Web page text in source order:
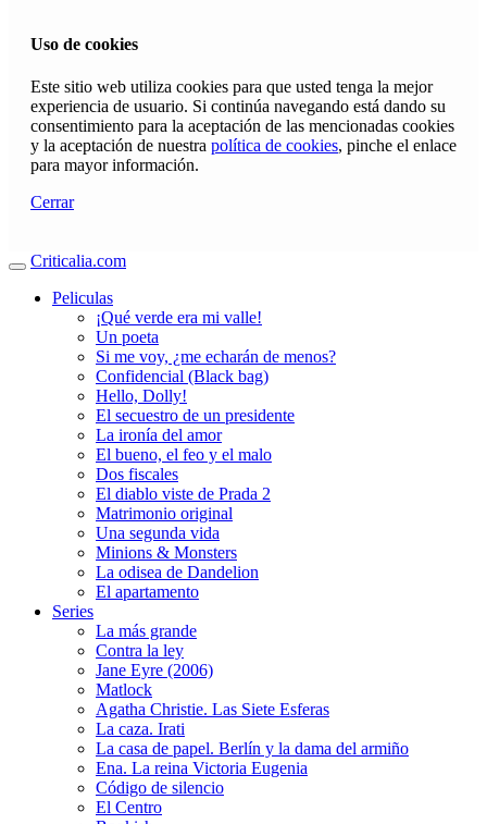
Uso de cookies
Este sitio web utiliza cookies para que usted tenga la mejor
experiencia de usuario. Si continúa navegando está dando su
consentimiento para la aceptación de las mencionadas cookies
y la aceptación de nuestra política de cookies, pinche el enlace
para mayor información.
Cerrar
Criticalia.com
Peliculas
¡Qué verde era mi valle!
Un poeta
Si me voy, ¿me echarán de menos?
Confidencial (Black bag)
Hello, Dolly!
El secuestro de un presidente
La ironía del amor
El bueno, el feo y el malo
Dos fiscales
El diablo viste de Prada 2
Matrimonio original
Una segunda vida
Minions & Monsters
La odisea de Dandelion
El apartamento
Series
La más grande
Contra la ley
Jane Eyre (2006)
Matlock
Agatha Christie. Las Siete Esferas
La caza. Irati
La casa de papel. Berlín y la dama del armiño
Ena. La reina Victoria Eugenia
Código de silencio
El Centro